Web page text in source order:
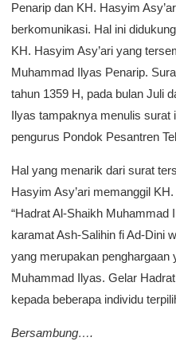
Penarip dan KH. Hasyim
berkomunikasi. Hal ini
KH. Hasyim Asy’ari yang
Muhammad Ilyas Penarip.
tahun 1359 H, pada bulan Juli
Ilyas tampaknya menulis surat
pengurus Pondok Pesantren
Hal yang menarik dari surat
Hasyim Asy’ari memanggil
“Hadrat Al-Shaikh Muhammad
karamat Ash-Salihin fi Ad-Dini
yang merupakan penghargaan
Muhammad Ilyas. Gelar
kepada beberapa individu
Bersambung….